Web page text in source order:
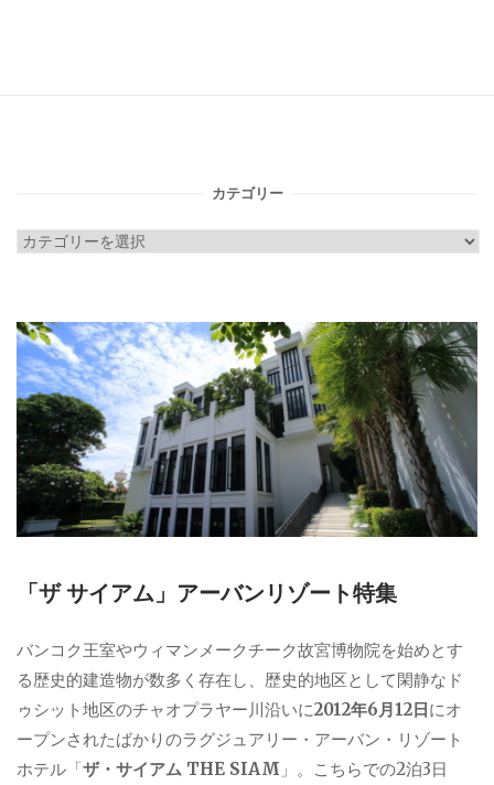
カテゴリー
カ
リ
ー
「ザ サイアム」アーバンリゾート特集
バンコク王室やウィマンメークチーク故宮博物院を始めとす
る歴史的建造物が数多く存在し、歴史的地区として閑静なド
ゥシット地区のチャオプラヤー川沿いに2012年6月12日にオ
ープンされたばかりのラグジュアリー・アーバン・リゾート
ホテル「ザ・サイアム THE SIAM 」。こちらでの2泊3日